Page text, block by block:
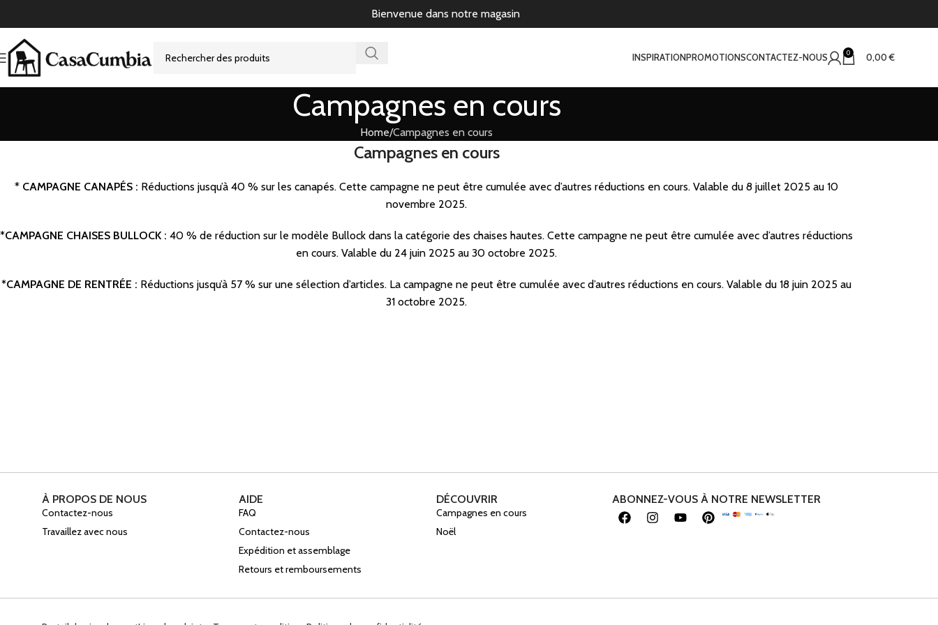
Bienvenue dans notre magasin
INSPIRATIONPROMOTIONSCONTACTEZ-NOUS 0 0,00€
Campagnes en cours
Home Campagnes en cours
Campagnes en cours
* CAMPAGNE CANAPÉS : Réductions jusqu’à 40 % sur les canapés. Cette campagne ne peut être cumulée avec d’autres réductions en cours. Valable du 8 juillet 2025 au 10
novembre 2025.
*CAMPAGNE CHAISES BULLOCK : 40 % de réduction sur le modèle Bullock dans la catégorie des chaises hautes. Cette campagne ne peut être cumulée avec d’autres réductions
en cours. Valable du 24 juin 2025 au 30 octobre 2025.
*CAMPAGNE DE RENTRÉE : Réductions jusqu’à 57 % sur une sélection d’articles. La campagne ne peut être cumulée avec d’autres réductions en cours. Valable du 18 juin 2025 au
31 octobre 2025.
À PROPOS DE NOUS
Contactez-nous
Travaillez avec nous
AIDE
FAQ
Contactez-nous
Expédition et assemblage
Retours et remboursements
DÉCOUVRIR
Campagnes en cours
Noël
ABONNEZ-VOUS À NOTRE NEWSLETTER